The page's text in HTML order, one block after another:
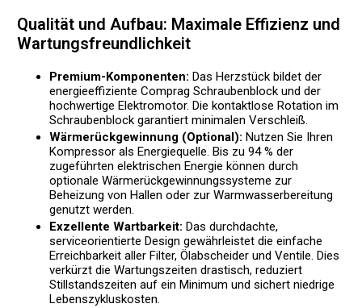
Qualität und Aufbau: Maximale Effizienz und
Wartungsfreundlichkeit
Premium-Komponenten: Das Herzstück bildet der
energieeffiziente Comprag Schraubenblock und der
hochwertige Elektromotor. Die kontaktlose Rotation im
Schraubenblock garantiert minimalen Verschleiß.
Wärmerückgewinnung (Optional): Nutzen Sie Ihren
Kompressor als Energiequelle. Bis zu 94 % der
zugeführten elektrischen Energie können durch
optionale Wärmerückgewinnungssysteme zur
Beheizung von Hallen oder zur Warmwasserbereitung
genutzt werden.
Exzellente Wartbarkeit: Das durchdachte,
serviceorientierte Design gewährleistet die einfache
Erreichbarkeit aller Filter, Ölabscheider und Ventile. Dies
verkürzt die Wartungszeiten drastisch, reduziert
Stillstandszeiten auf ein Minimum und sichert niedrige
Lebenszykluskosten.